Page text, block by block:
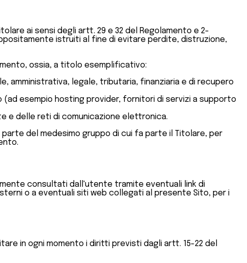
ai sensi degli artt. 29 e 32 del Regolamento e 2-
istruiti al fine di evitare perdite, distruzione,
ossia, a titolo esemplificativo:
amministrativa, legale, tributaria, finanziaria e di recupero
esempio hosting provider, fornitori di servizi a supporto
e delle reti di comunicazione elettronica.
del medesimo gruppo di cui fa parte il Titolare, per
consultati dall'utente tramite eventuali link di
o a eventuali siti web collegati al presente Sito, per i
in ogni momento i diritti previsti dagli artt. 15-22 del